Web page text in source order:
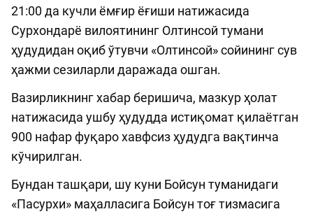
21:00 да кучли ёмғир ёғиши натижасида
Сурхондарё вилоятининг Олтинсой тумани
ҳудудидан оқиб ўтувчи «Олтинсой» сойининг сув
ҳажми сезиларли даражада ошган.
Вазирликнинг хабар беришича, мазкур ҳолат
натижасида ушбу ҳудудда истиқомат қилаётган
900 нафар фуқаро хавфсиз ҳудудга вақтинча
кўчирилган.
Бундан ташқари, шу куни Бойсун туманидаги
«Пасурхи» маҳалласига Бойсун тоғ тизмасига